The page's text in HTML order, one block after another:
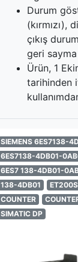
Durum
(kırmızı),
çıkış
geri
Ürün, 1
tarihinden
SIEMENS 6ES7138-
6ES7138-4DB01-
6ES7 138-4DB01-
138-4DB01
ET200S
COUNTER
SIMATIC DP